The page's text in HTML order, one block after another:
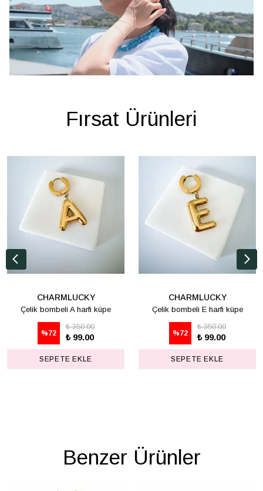
Fırsat Ürünleri
CHARMLUCKY
Çelik bombeli A harfi küpe
%72
₺ 350.00
₺ 99.00
SEPETE EKLE
CHARMLUCKY
Çelik bombeli E harfi küpe
%72
₺ 350.00
₺ 99.00
SEPETE EKLE
Benzer Ürünler